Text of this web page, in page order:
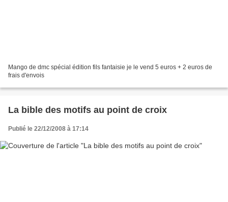
Mango de dmc spécial édition fils fantaisie je le vend 5 euros + 2 euros de
frais d'envois
La bible des motifs au point de croix
Publié le 22/12/2008 à 17:14